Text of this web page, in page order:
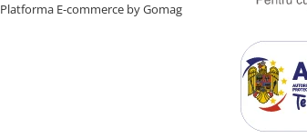
Platforma E-commerce by Gomag